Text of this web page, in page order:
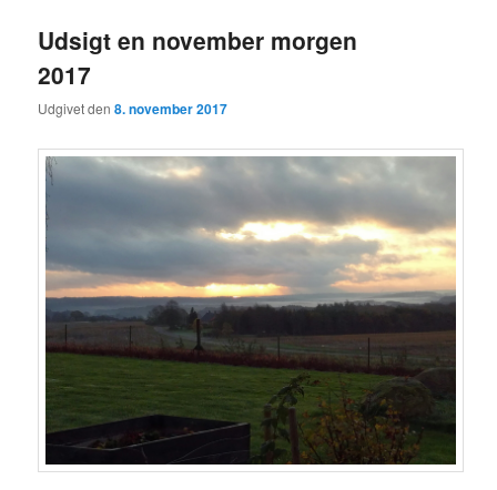
Udsigt en november morgen
2017
Udgivet den8. november 2017